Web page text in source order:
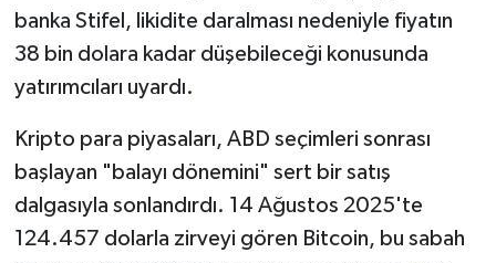
banka Stifel, likidite daralması nedeniyle fiyatın
38 bin dolara kadar düşebileceği konusunda
yatırımcıları uyardı.
Kripto para piyasaları, ABD seçimleri sonrası
başlayan "balayı dönemini" sert bir satış
dalgasıyla sonlandırdı. 14 Ağustos 2025'te
124.457 dolarla zirveyi gören Bitcoin, bu sabah